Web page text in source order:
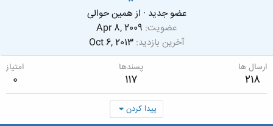
عضو جدید · ازهمین حوالی
عضویت Apr 8, 2009
آخرین بازدید Oct 6, 2013
ارسال ها
218
پسندها
117
امتیاز
0
پیدا کردن